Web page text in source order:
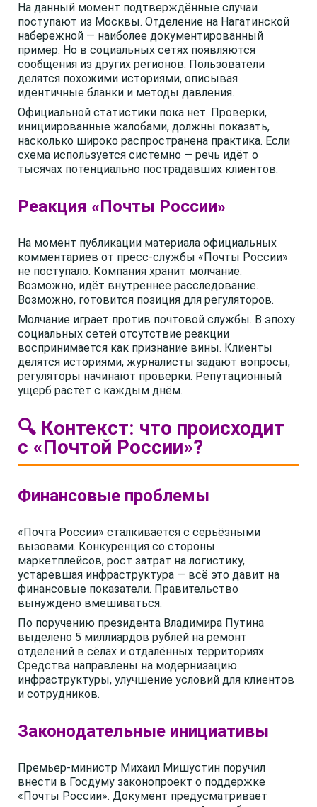
На данный момент подтверждённые случаи
поступают из Москвы. Отделение на Нагатинской
набережной — наиболее документированный
пример. Но в социальных сетях появляются
сообщения из других регионов. Пользователи
делятся похожими историями, описывая
идентичные бланки и методы давления.
Официальной статистики пока нет. Проверки,
инициированные жалобами, должны показать,
насколько широко распространена практика. Если
схема используется системно — речь идёт о
тысячах потенциально пострадавших клиентов.
Реакция «Почты России»
На момент публикации материала официальных
комментариев от пресс-службы «Почты России»
не поступало. Компания хранит молчание.
Возможно, идёт внутреннее расследование.
Возможно, готовится позиция для регуляторов.
Молчание играет против почтовой службы. В эпоху
социальных сетей отсутствие реакции
воспринимается как признание вины. Клиенты
делятся историями, журналисты задают вопросы,
регуляторы начинают проверки. Репутационный
ущерб растёт с каждым днём.
🔍 Контекст: что происходит
с «Почтой России»?
Финансовые проблемы
«Почта России» сталкивается с серьёзными
вызовами. Конкуренция со стороны
маркетплейсов, рост затрат на логистику,
устаревшая инфраструктура — всё это давит на
финансовые показатели. Правительство
вынуждено вмешиваться.
По поручению президента Владимира Путина
выделено 5 миллиардов рублей на ремонт
отделений в сёлах и отдалённых территориях.
Средства направлены на модернизацию
инфраструктуры, улучшение условий для клиентов
и сотрудников.
Законодательные инициативы
Премьер-министр Михаил Мишустин поручил
внести в Госдуму законопроект о поддержке
«Почты России». Документ предусматривает